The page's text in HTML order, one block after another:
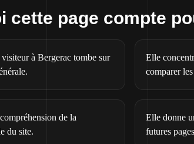
cette page compte
à Bergerac tombe sur
Elle
comparer
de la
du site.
Elle donne
futures